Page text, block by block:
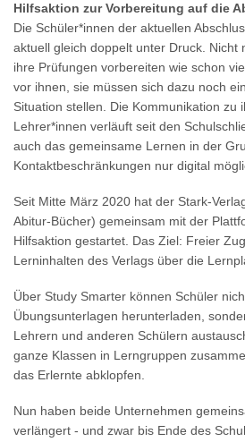
Hilfsaktion zur Vorbereitung auf die
Die Schüler*innen der aktuellen
aktuell gleich doppelt unter Druck. Nicht
ihre Prüfungen vorbereiten wie schon
vor ihnen, sie müssen sich dazu noch
Situation stellen. Die Kommunikation zu
Lehrer*innen verläuft seit den
auch das gemeinsame Lernen in der
Kontaktbeschränkungen nur digital
Seit Mitte März 2020 hat der Stark-
Abitur-Bücher) gemeinsam mit der
Hilfsaktion gestartet. Das Ziel: Freier
Lerninhalten des Verlags über die
Über Study Smarter können Schüler
Übungsunterlagen herunterladen,
Lehrern und anderen Schülern
ganze Klassen in Lerngruppen
das Erlernte abklopfen.
Nun haben beide Unternehmen
verlängert - und zwar bis Ende des